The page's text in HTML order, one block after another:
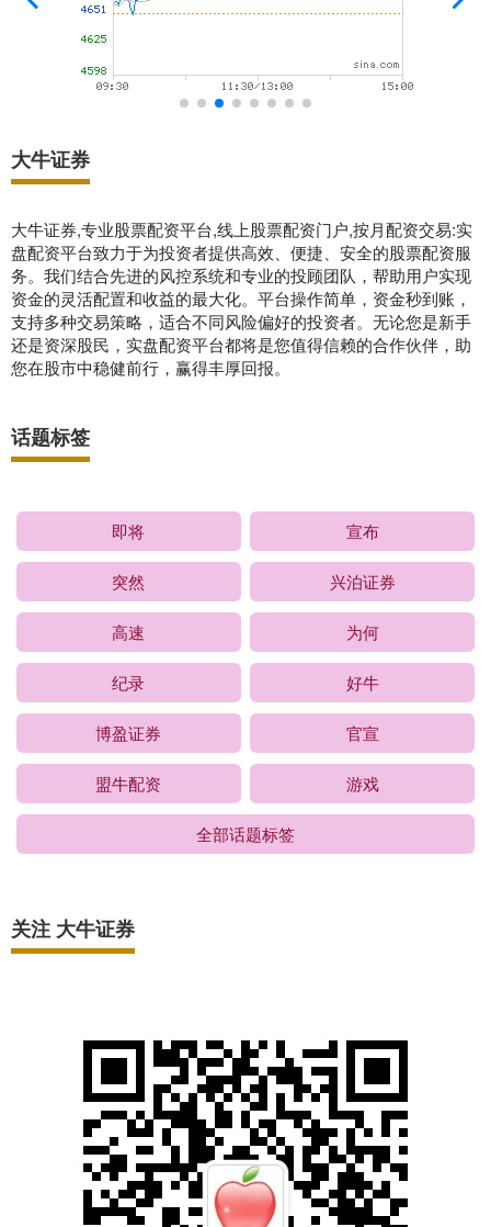
大牛证券
大牛证券,专业股票配资平台,线上股票配资门户,按月配资交易:实
盘配资平台致力于为投资者提供高效、便捷、安全的股票配资服
务。我们结合先进的风控系统和专业的投顾团队，帮助用户实现
资金的灵活配置和收益的最大化。平台操作简单，资金秒到账，
支持多种交易策略，适合不同风险偏好的投资者。无论您是新手
还是资深股民，实盘配资平台都将是您值得信赖的合作伙伴，助
您在股市中稳健前行，赢得丰厚回报。
话题标签
即将 宣布
突然 兴泊证券
高速 为何
纪录 好牛
博盈证券 官宣
盟牛配资 游戏
全部话题标签
关注 大牛证券